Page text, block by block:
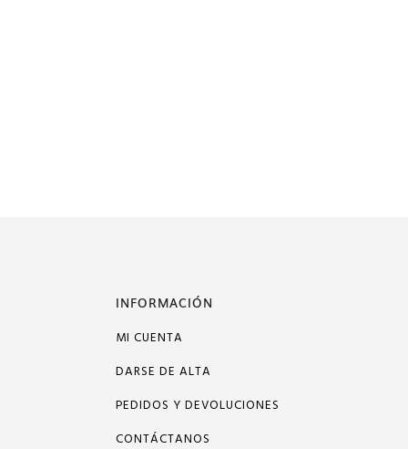
INFORMACIÓN
MI CUENTA
DARSE DE ALTA
PEDIDOS Y DEVOLUCIONES
CONTÁCTANOS